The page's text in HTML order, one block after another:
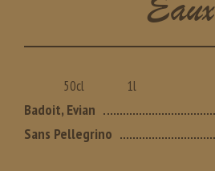
50cl 1l
Badoit, Evian
Sans Pellegrino